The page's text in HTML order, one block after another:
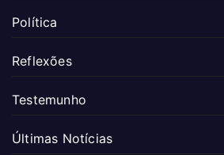
Política
Reflexões
Testemunho
Últimas Notícias